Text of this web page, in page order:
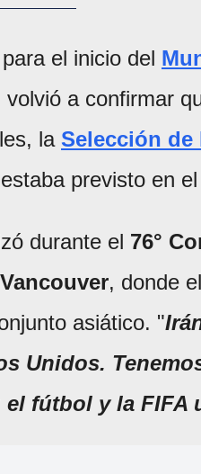
el inicio del
volvió a confirmar
la Selección de
previsto en
durante el 76°
Vancouver, donde
asiático. "
Unidos.
fútbol y la FIFA